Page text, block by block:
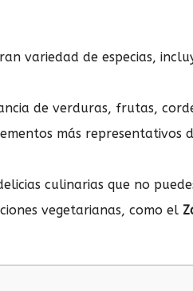
variedad de especias,
de verduras, frutas,
más representativos
culinarias que no
vegetarianas, como el